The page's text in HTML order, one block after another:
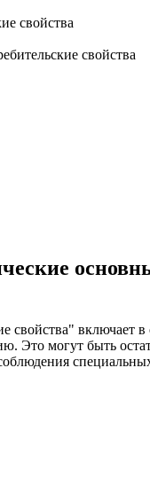
свойства
свойства
включает
Это могут быть